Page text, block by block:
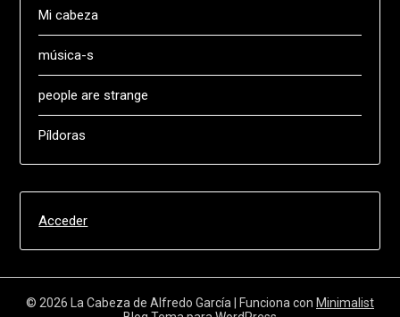
Mi cabeza
música-s
people are strange
Píldoras
Acceder
© 2026 La Cabeza de Alfredo García | Funciona con Minimalist